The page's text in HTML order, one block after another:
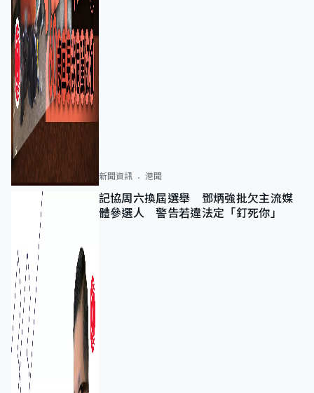
新聞資訊 港聞
記協周六換屆選舉 鄧炳強批欠主流媒
體參選人 警告若違法定「釘死你」